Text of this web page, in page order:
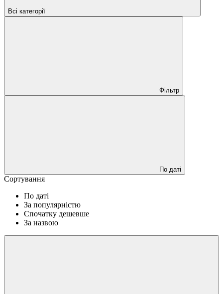
Всі категорії
Фільтр
По даті
Сортування
По даті
За популярністю
Спочатку дешевше
За назвою